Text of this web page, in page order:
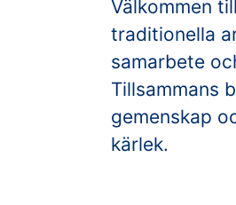
Välkommen
traditionella
samarbete
Tillsammans
gemenskap
kärlek.